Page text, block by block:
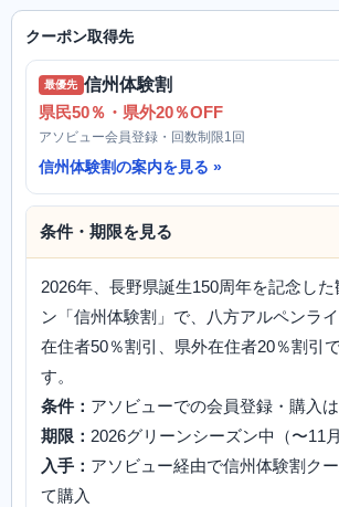
クーポン取得先
最優先 信州体験割
県民50％・県外20％OFF
アソビュー会員登録・回数制限1回
信州体験割の案内を見る
条件・期限を見る
2026年、長野県誕生150周年を記念し
ン「信州体験割」で、八方アルペンラ
在住者50％割引、県外在住者20％割引
す。
条件： アソビューでの会員登録・購入
期限： 2026グリーンシーズン中（〜11月
入手： アソビュー経由で信州体験割ク
て購入